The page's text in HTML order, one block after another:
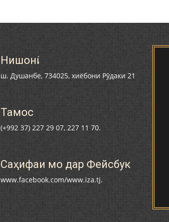
Нишонӣ
ш. Душанбе, 734025, хиёбони Рӯдаки 21
Тамос
(+992 37) 227 29 07, 227 11 70.
Саҳифаи мо дар Фейсбук
www.facebook.com/www.iza.tj.